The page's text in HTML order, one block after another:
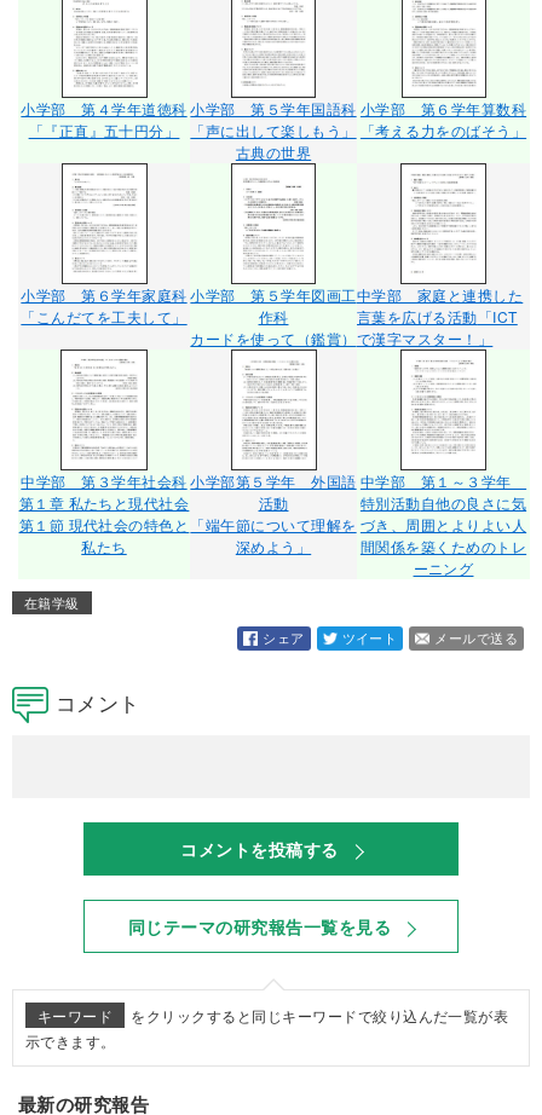
小学部 第４学年道徳科
「『正直』五十円分」
小学部 第５学年国語科
「声に出して楽しもう」
古典の世界
小学部 第６学年算数科
「考える力をのばそう」
小学部 第６学年家庭科
「こんだてを工夫して」
小学部 第５学年図画工
作科
カードを使って（鑑賞）
中学部 家庭と連携した
言葉を広げる活動 「ICT
で漢字マスター！」
中学部 第３学年社会科
第１章 私たちと現代社会
第１節 現代社会の特色と
私たち
小学部第５学年 外国語
活動
「端午節について理解を
深めよう」
中学部 第１～３学年
特別活動自他の良さに気
づき、周囲とよりよい人
間関係を築くためのトレ
ーニング
在籍学級
シェア
ツイート メールで送る
コメント
コメントを投稿する
同じテーマの研究報告一覧を見る
キーワード
をクリックすると同じキーワードで絞り込んだ一覧が表
示できます。
最新の研究報告